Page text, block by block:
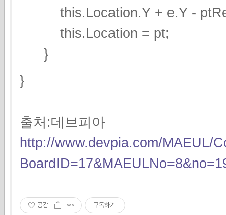
this.Location.Y + e.Y -
this.Location = pt;
}
}
출처:데브피아
http://www.devpia.com/MAEUL/
공감 구독하기